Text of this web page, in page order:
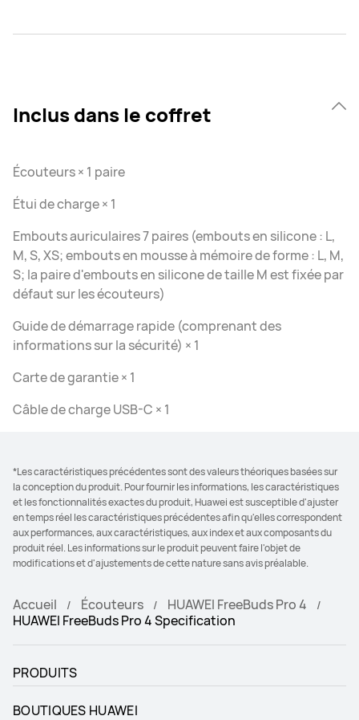
Inclus dans le coffret
Écouteurs × 1 paire
Étui de charge × 1
Embouts auriculaires 7 paires (embouts en silicone : L,
M, S, XS; embouts en mousse à mémoire de forme : L, M,
S; la paire d'embouts en silicone de taille M est fixée par
défaut sur les écouteurs)
Guide de démarrage rapide (comprenant des
informations sur la sécurité) × 1
Carte de garantie × 1
Câble de charge USB-C × 1
*Les caractéristiques précédentes sont des valeurs théoriques basées sur
la conception du produit. Pour fournir les informations, les caractéristiques
et les fonctionnalités exactes du produit, Huawei est susceptible d'ajuster
en temps réel les caractéristiques précédentes afin qu'elles correspondent
aux performances, aux caractéristiques, aux index et aux composants du
produit réel. Les informations sur le produit peuvent faire l'objet de
modifications et d'ajustements de cette nature sans avis préalable.
Accueil Écouteurs
HUAWEI FreeBuds Pro 4
HUAWEI FreeBuds Pro 4 Specification
PRODUITS
BOUTIQUES HUAWEI